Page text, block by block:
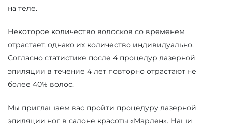
на теле.
Некоторое количество волосков со временем
отрастает, однако их количество индивидуально.
Согласно статистике после 4 процедур лазерной
эпиляции в течение 4 лет повторно отрастают не
более 40% волос.
Мы приглашаем вас пройти процедуру лазерной
эпиляции ног в салоне красоты «Марлен». Наши